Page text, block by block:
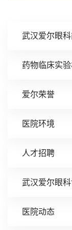
武汉爱尔眼
药物临床实
爱尔荣誉
医院环境
人才招聘
武汉爱尔眼科
医院动态